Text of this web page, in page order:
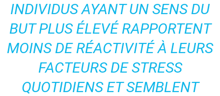
INDIVIDUS AYANT UN SENS DU
BUT PLUS ÉLEVÉ RAPPORTENT
MOINS DE RÉACTIVITÉ À LEURS
FACTEURS DE STRESS
QUOTIDIENS ET SEMBLENT